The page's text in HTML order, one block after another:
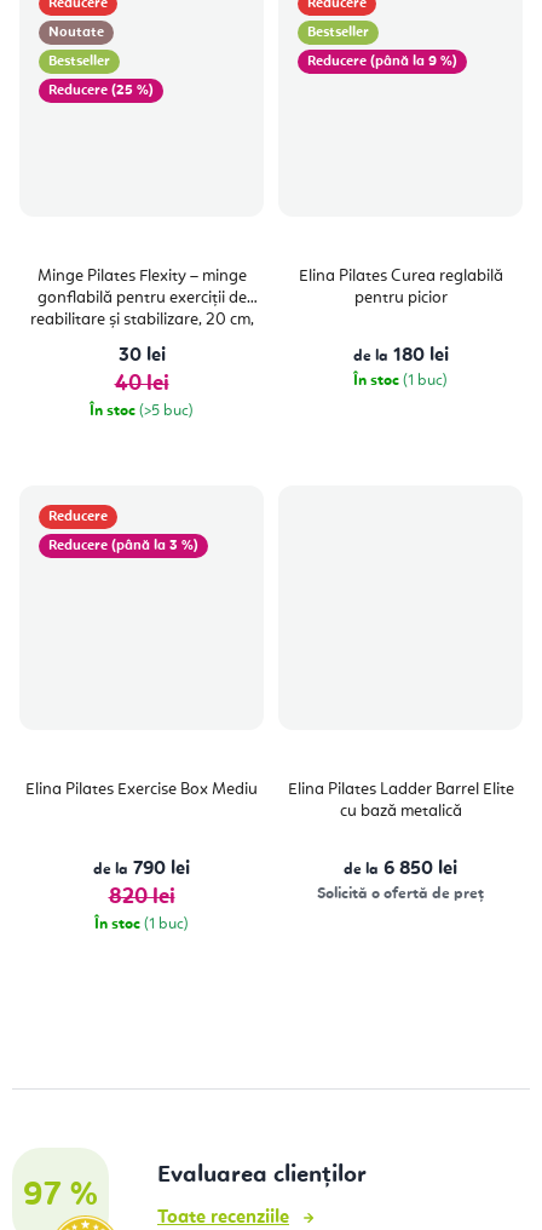
Reducere
Noutate
Bestseller
(25 %)
Minge Pilates Flexity – minge
gonflabilă pentru exerciții de
reabilitare și stabilizare, 20 cm,
30 lei
40 lei
În stoc (>5 buc)
Reducere
Bestseller
(până la 9 %)
Elina Pilates Curea reglabilă
pentru picior
de la 180 lei
În stoc (1 buc)
Reducere
(până la 3 %)
Elina Pilates Exercise Box Mediu
de la 790 lei
820 lei
În stoc (1 buc)
Elina Pilates Ladder Barrel Elite
cu bază metalică
de la 6 850 lei
Solicită o ofertă de preț
97 %
Evaluarea clienților
Toate recenziile